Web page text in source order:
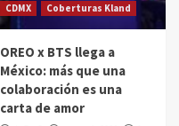
CDMX Coberturas Kland
OREO x BTS llega a
México: más que una
colaboración es una
carta de amor